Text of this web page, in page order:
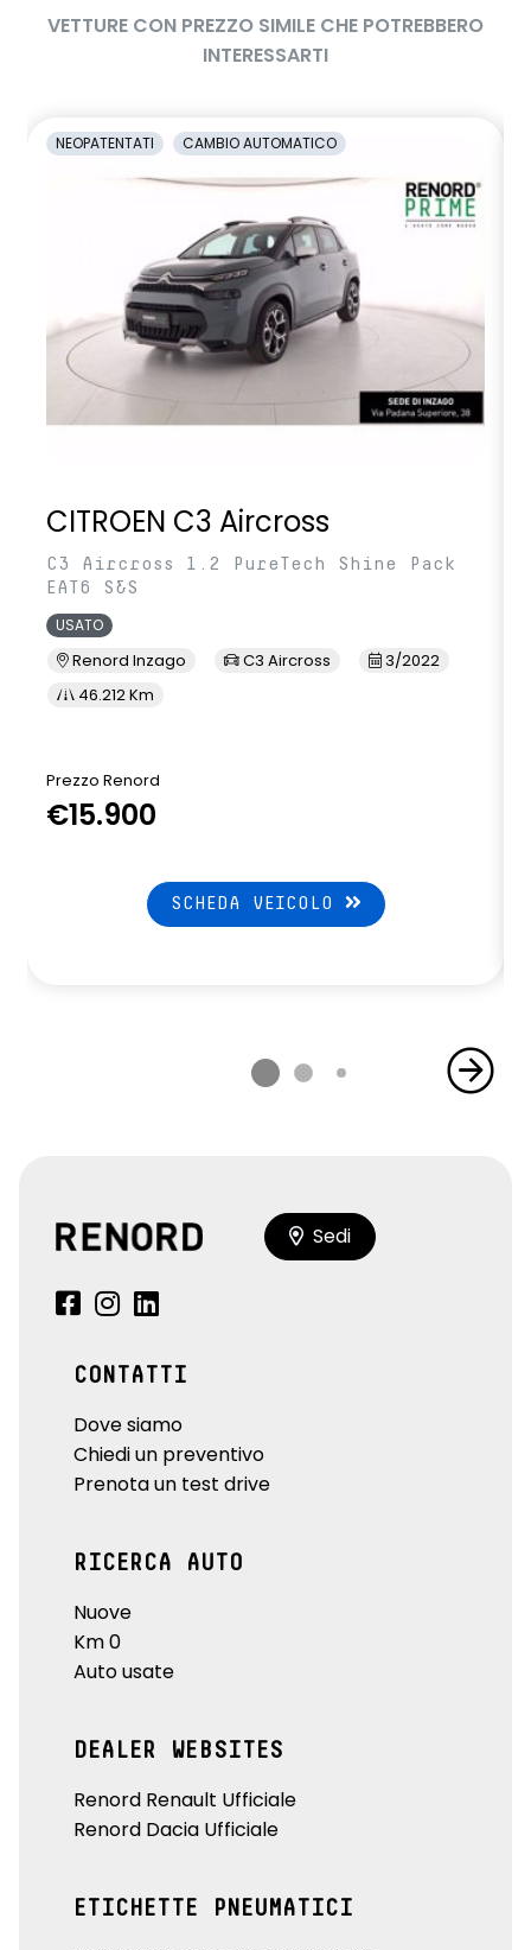
VETTURE CON PREZZO SIMILE CHE POTREBBERO
INTERESSARTI
NEOPATENTATI CAMBIO AUTOMATICO
CITROEN C3 Aircross
C3 Aircross 1.2 PureTech Shine Pack
EAT6 S&S
USATO
Renord Inzago C3 Aircross
3/2022
46.212 Km
Prezzo Renord
€15.900
SCHEDA VEICOLO
Sedi
CONTATTI
Dove siamo
Chiedi un preventivo
Prenota un test drive
RICERCA AUTO
Nuove
Km 0
Auto usate
DEALER WEBSITES
Renord Renault Ufficiale
Renord Dacia Ufficiale
ETICHETTE PNEUMATICI